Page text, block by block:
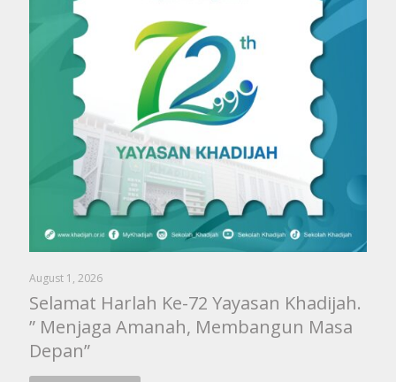
August 1, 2026
Selamat Harlah Ke-72 Yayasan Khadijah.
” Menjaga Amanah, Membangun Masa
Depan”